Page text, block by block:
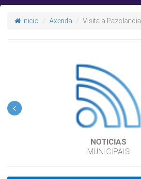
Inicio Axenda Visita a Pazolandia
NOTICIAS
MUNICIPAIS
‹